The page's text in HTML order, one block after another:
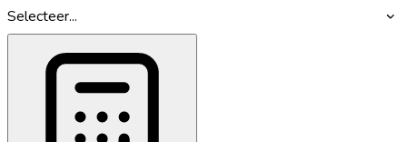
Selecteer...